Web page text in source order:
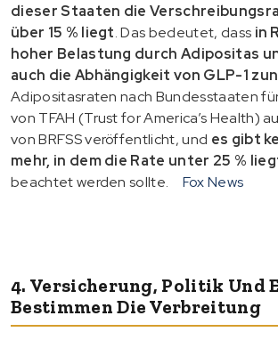
dieser Staaten die
über 15 % liegt. Das bedeutet, dass in
hoher Belastung durch Adipositas
auch die Abhängigkeit von GLP-1
Adipositasraten nach Bundesstaaten
von TFAH (Trust for America’s Health)
von BRFSS veröffentlicht, und es gibt
mehr, in dem die Rate unter 25 %
beachtet werden sollte.
Fox News
4. Versicherung, Politik Und
Bestimmen Die Verbreitung